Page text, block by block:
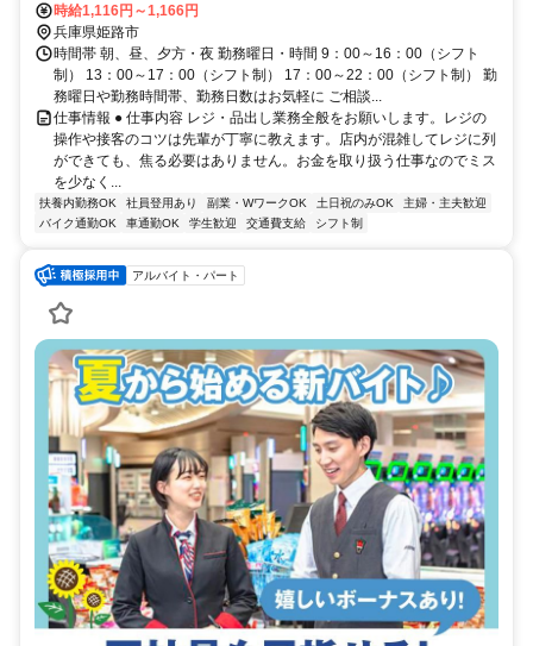
時給1,116円～1,166円
兵庫県姫路市
時間帯 朝、昼、夕方・夜 勤務曜日・時間 9：00～16：00（シフト
制） 13：00～17：00（シフト制） 17：00～22：00（シフト制） 勤
務曜日や勤務時間帯、勤務日数はお気軽に ご相談...
仕事情報 ● 仕事内容 レジ・品出し業務全般をお願いします。レジの
操作や接客のコツは先輩が丁寧に教えます。店内が混雑してレジに列
ができても、焦る必要はありません。お金を取り扱う仕事なのでミス
を少なく...
扶養内勤務OK 社員登用あり 副業・WワークOK 土日祝のみOK
主婦・主夫歓迎
バイク通勤OK
車通勤OK 学生歓迎 交通費支給 シフト制
アルバイト・パート